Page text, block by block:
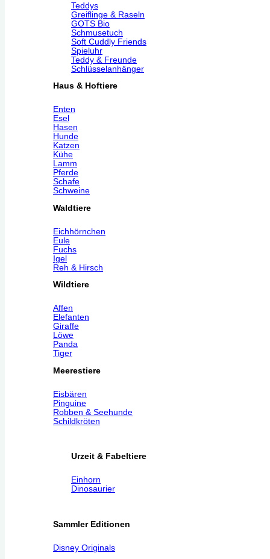
Teddys
Greiflinge & Raseln
GOTS Bio
Schmusetuch
Soft Cuddly Friends
Spieluhr
Teddy & Freunde
Schlüsselanhänger
Haus & Hoftiere
Enten
Esel
Hasen
Hunde
Katzen
Kühe
Lamm
Pferde
Schafe
Schweine
Waldtiere
Eichhörnchen
Eule
Fuchs
Igel
Reh & Hirsch
Wildtiere
Affen
Elefanten
Giraffe
Löwe
Panda
Tiger
Meerestiere
Eisbären
Pinguine
Robben & Seehunde
Schildkröten
Urzeit & Fabeltiere
Einhorn
Dinosaurier
Sammler Editionen
Disney Originals